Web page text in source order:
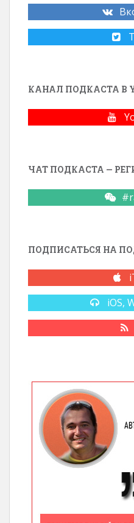
КАНАЛ ПОДКАСТА В
ЧАТ ПОДКАСТА —
ПОДПИСАТЬСЯ НА
iOS,